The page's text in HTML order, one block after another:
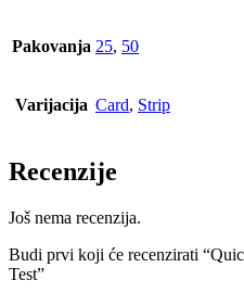
Pakovanja 25, 50
Varijacija Card, Strip
Recenzije
Još nema recenzija.
Budi prvi koji će recenzirati
Test”